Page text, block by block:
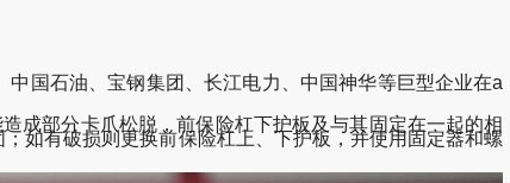
国石油、宝钢集团、长江电力、中国神华等巨型企业在a
部分卡爪松脱，前保险杠下护板及与其固定在一起的相
如有破损则更换前保险杠上、下护板，并使用固定器和螺